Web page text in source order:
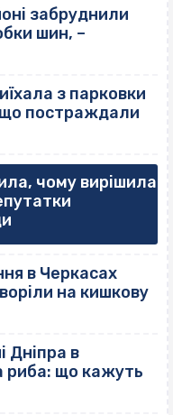
забруднили
шин, –
з парковки
постраждали
чому вирішила
в Черкасах
на кишкову
Дніпра в
риба: що кажуть